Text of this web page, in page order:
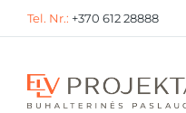
Tel. Nr.: +370 61228888